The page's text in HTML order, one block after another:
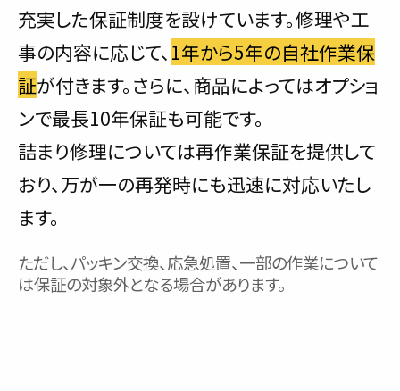
充実した保証制度を設けています。修理や工
事の内容に応じて、 1年から5年の自社作業保
証が付きます。さらに、商品によってはオプショ
ンで最長10年保証も可能です。
詰まり修理については再作業保証を提供して
おり、万が一の再発時にも迅速に対応いたし
ます。
ただし、パッキン交換、応急処置、一部の作業について
は保証の対象外となる場合があります。